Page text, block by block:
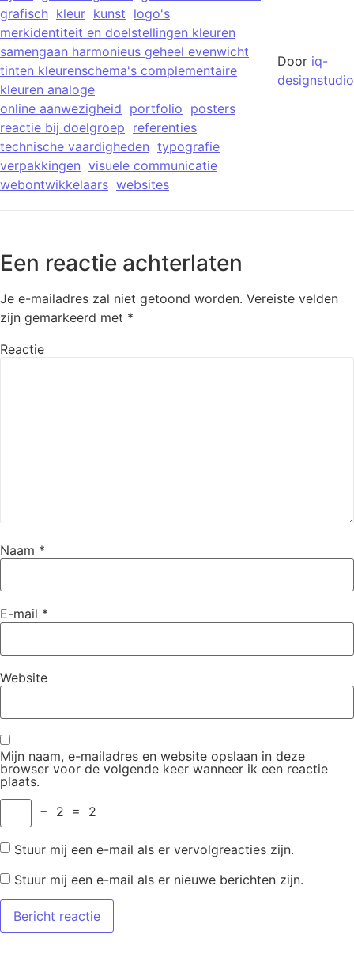
grafisch kleur kunst logo's
merkidentiteit en doelstellingen kleuren
samengaan harmonieus geheel evenwicht
tinten kleurenschema's complementaire
kleuren analoge
online aanwezigheid portfolio posters
reactie bij doelgroep referenties
technische vaardigheden typografie
verpakkingen visuele communicatie
webontwikkelaars websites
Door iq-
designstudio
Een reactie achterlaten
Je e-mailadres zal niet getoond worden. Vereiste velden
zijn gemarkeerd met *
Reactie
Naam *
E-mail *
Website
Mijn naam, e-mailadres en website opslaan in deze
browser voor de volgende keer wanneer ik een reactie
plaats.
−
2 = 2
Stuur mij een e-mail als er vervolgreacties zijn.
Stuur mij een e-mail als er nieuwe berichten zijn.